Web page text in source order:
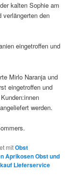
kalten Sophie am
verlängerten den
eingetroffen und
Mirlo Naranja und
eingetroffen und
werden.
mitObst
Aprikosen Obst und
Lieferservice